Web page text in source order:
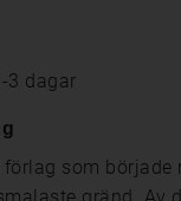
3 dagar
som började